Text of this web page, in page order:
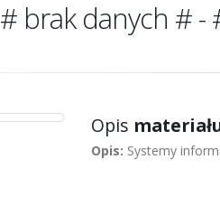
# brak danych # -
Opis
Opis: Systemy